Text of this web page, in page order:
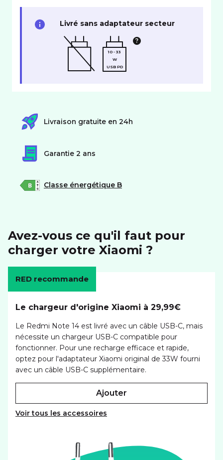
Livré sans adaptateur secteur
10 - 33
W
USB PD
Livraison gratuite en 24h
Garantie 2 ans
Classe énergétique B
Avez-vous ce qu'il faut pour
charger votre Xiaomi ?
RED recommande
Le chargeur d'origine Xiaomi à 29,99€
Le Redmi Note 14 est livré avec un câble USB-C, mais
nécessite un chargeur USB-C compatible pour
fonctionner. Pour une recharge efficace et rapide,
optez pour l'adaptateur Xiaomi original de 33W fourni
avec un câble USB-C supplémentaire.
ajouter
Voir tous les accessoires